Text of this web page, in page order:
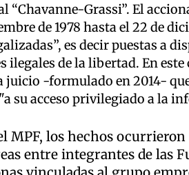
“Chavanne-Grassi”. El
de 1978 hasta el 22 de
es decir puestas a
ilegales de la libertad. En
juicio -formulado en 2014-
su acceso privilegiado a la
MPF, los hechos
entre integrantes de las